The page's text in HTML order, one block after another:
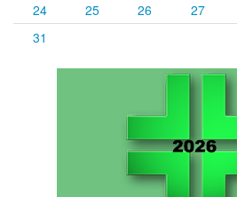
24
25 26 27
31